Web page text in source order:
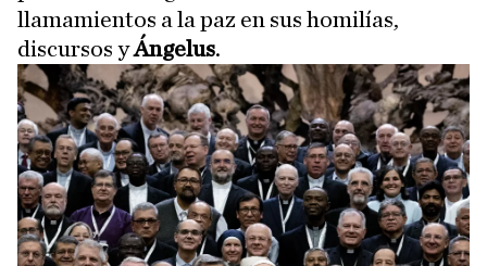
llamamientos a la paz en sus homilías,
discursos yÁngelus.